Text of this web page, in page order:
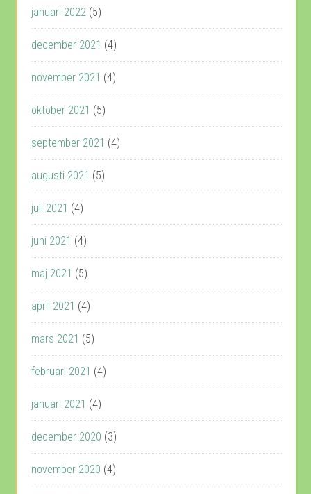
januari 2022 (5)
december 2021 (4)
november 2021 (4)
oktober 2021 (5)
september 2021 (4)
augusti 2021 (5)
juli 2021 (4)
juni 2021 (4)
maj 2021 (5)
april 2021 (4)
mars 2021 (5)
februari 2021 (4)
januari 2021 (4)
december 2020 (3)
november 2020 (4)